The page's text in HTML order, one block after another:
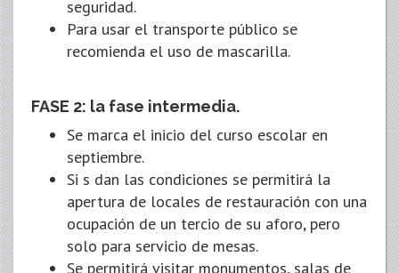
seguridad.
Para usar el transporte público se
recomienda el uso de mascarilla.
FASE 2: la fase intermedia.
Se marca el inicio del curso escolar en
septiembre.
Si s dan las condiciones se permitirá la
apertura de locales de restauración con una
ocupación de un tercio de su aforo, pero
solo para servicio de mesas.
Se permitirá visitar monumentos, salas de